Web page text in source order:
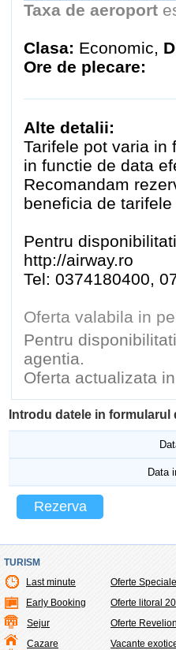
Taxa de aeroport
Clasa: Economic,
Ore de plecare:
Alte detalii:
Tarifele pot varia in
in functie de data
Recomandam
beneficia de
Pentru
http://airway.ro
Tel: 0374180400,
Oferta valabila in
Pentru
agentia.
Oferta actualizata
Introdu datele in
Data
Rezerva
TURISM
Last minute
Early Booking
Sejur
Cazare
Oferte Speciale
Oferte litoral
Oferte Revelion
Vacante